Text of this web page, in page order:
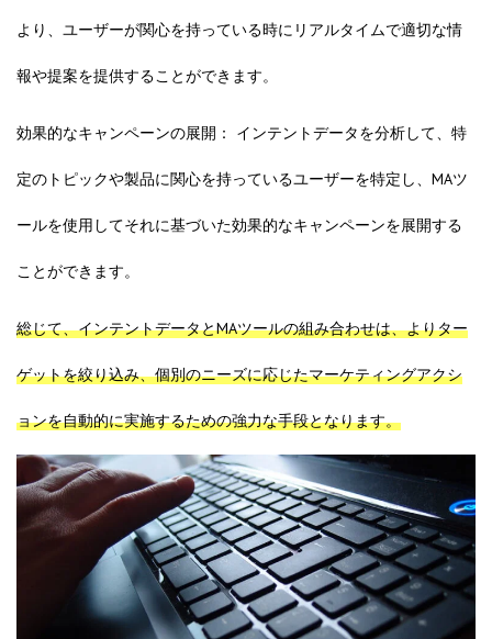
より、ユーザーが関心を持っている時にリアルタイムで適切な情
報や提案を提供することができます。
効果的なキャンペーンの展開： インテントデータを分析して、特
定のトピックや製品に関心を持っているユーザーを特定し、MAツ
ールを使用してそれに基づいた効果的なキャンペーンを展開する
ことができます。
総じて、インテントデータとMAツールの組み合わせは、よりター
ゲットを絞り込み、個別のニーズに応じたマーケティングアクシ
ョンを自動的に実施するための強力な手段となります。